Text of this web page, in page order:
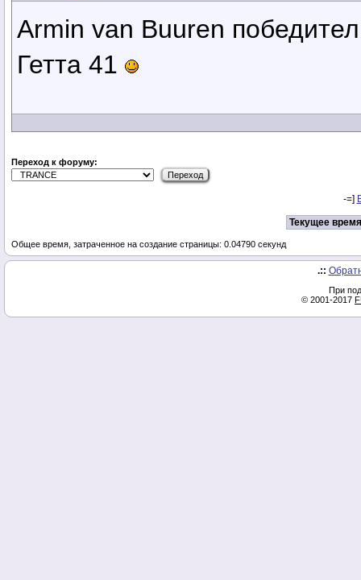
Armin van Buuren
Гетта 41
Переход к форуму:
-=]
Текущее
Общее время, затраченное на создание страницы: 0.04790 секунд
.::
При
© 2001-2017